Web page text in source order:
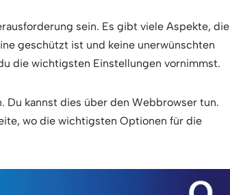
sein. Es gibt viele Aspekte, die
geschützt ist und keine unerwünschten
die wichtigsten Einstellungen vornimmst.
Du kannst dies über den Webbrowser tun.
wo die wichtigsten Optionen für die